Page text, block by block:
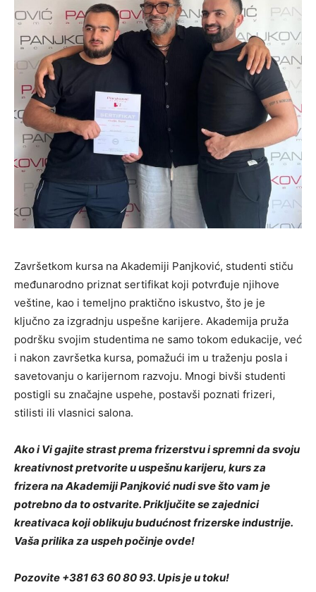
Završetkom kursa na Akademiji Panjković, studenti stiču
međunarodno priznat sertifikat koji potvrđuje njihove
veštine, kao i temeljno praktično iskustvo, što je je
ključno za izgradnju uspešne karijere. Akademija pruža
podršku svojim studentima ne samo tokom edukacije, već
i nakon završetka kursa, pomažući im u traženju posla i
savetovanju o karijernom razvoju. Mnogi bivši studenti
postigli su značajne uspehe, postavši poznati frizeri,
stilisti ili vlasnici salona.
Ako i Vi gajite strast prema frizerstvu i spremni da svoju
kreativnost pretvorite u uspešnu karijeru, kurs za
frizera na Akademiji Panjković nudi sve što vam je
potrebno da to ostvarite. Priključite se zajednici
kreativaca koji oblikuju budućnost frizerske industrije.
Vaša prilika za uspeh počinje ovde!
Pozovite +381 63 60 80 93. Upis je u toku!